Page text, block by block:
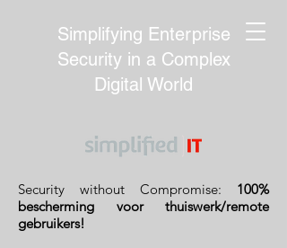
Simplifying Enterprise
Security in a Complex
Digital World
Security without Compromise: 100%
bescherming voor thuiswerk/remote
gebruikers!